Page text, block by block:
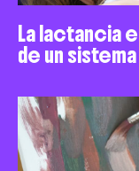
La lactancia
de un